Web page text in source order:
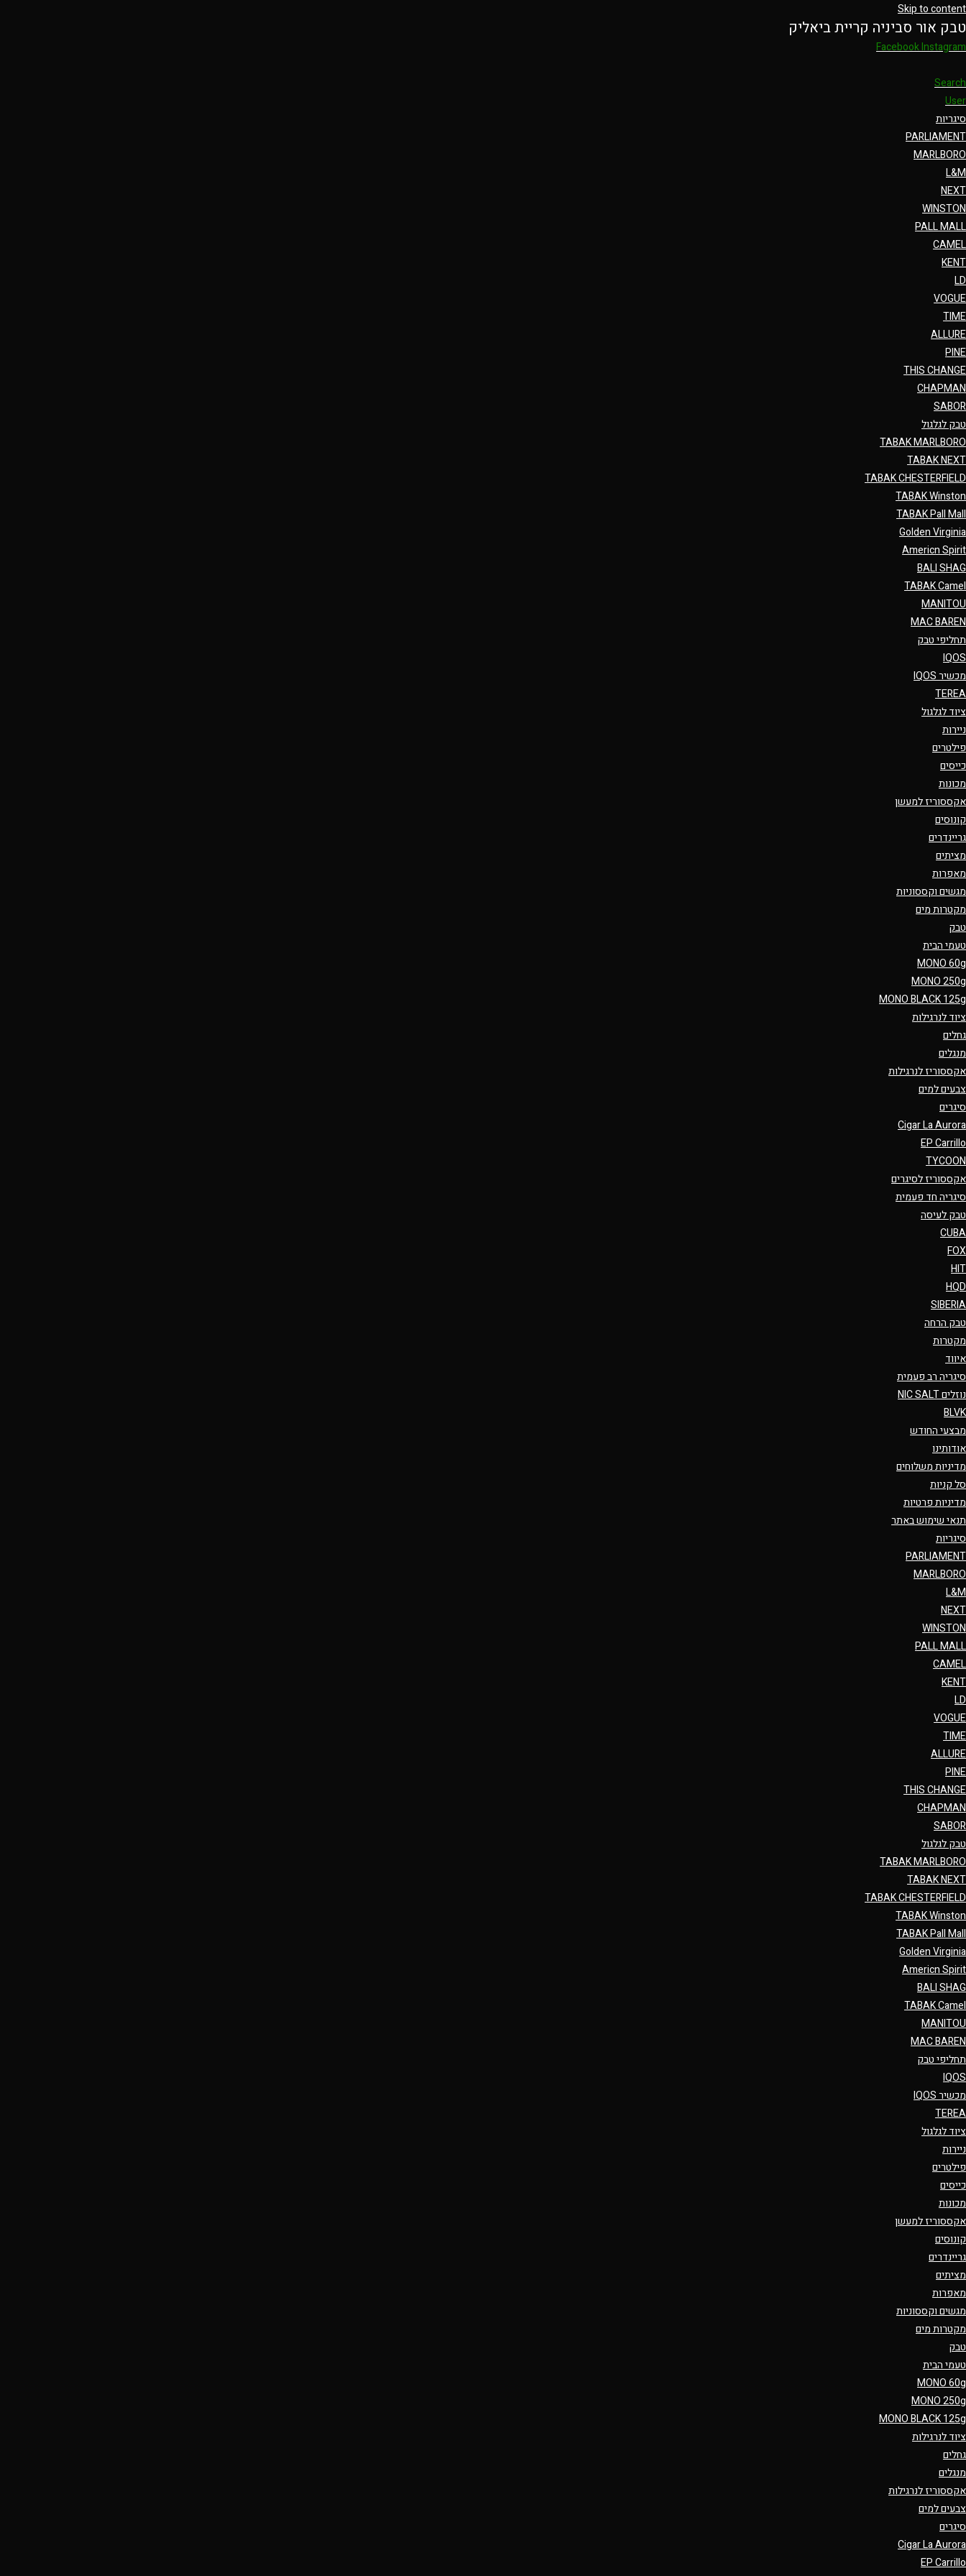
Skip to content
טבק אור סביניה קריית ביאליק
FacebookInstagram
Search
User
סיגריות
PARLIAMENT
MARLBORO
L&M
NEXT
WINSTON
PALL MALL
CAMEL
KENT
LD
VOGUE
TIME
ALLURE
PINE
THIS CHANGE
CHAPMAN
SABOR
טבק לגלגול
TABAK MARLBORO
TABAK NEXT
TABAK CHESTERFIELD
TABAK Winston
TABAK Pall Mall
Golden Virginia
Americn Spirit
BALI SHAG
TABAK Camel
MANITOU
MAC BAREN
תחליפי טבק
IQOS
מכשיר IQOS
TEREA
ציוד לגלגול
ניירות
פילטרים
כייסים
מכונות
אקססוריז למעשן
קונוסים
גריינדרים
מציתים
מאפרות
מגשים וקססוניות
מקטרות מים
טבק
טעמי הבית
MONO 60g
MONO 250g
MONO BLACK 125g
ציוד לנרגילות
גחלים
מנגלים
אקססוריז לנרגילות
צבעים למים
סיגרים
Cigar La Aurora
EP Carrillo
TYCOON
אקססוריז לסיגרים
סיגריה חד פעמית
טבק לעיסה
CUBA
FOX
HIT
HQD
SIBERIA
טבק הרחה
מקטרות
איווד
סיגריה רב פעמית
נוזלים NIC SALT
BLVK
מבצעי החודש
אודותינו
מדיניות משלוחים
סל קניות
מדיניות פרטיות
תנאי שימוש באתר
סיגריות
PARLIAMENT
MARLBORO
L&M
NEXT
WINSTON
PALL MALL
CAMEL
KENT
LD
VOGUE
TIME
ALLURE
PINE
THIS CHANGE
CHAPMAN
SABOR
טבק לגלגול
TABAK MARLBORO
TABAK NEXT
TABAK CHESTERFIELD
TABAK Winston
TABAK Pall Mall
Golden Virginia
Americn Spirit
BALI SHAG
TABAK Camel
MANITOU
MAC BAREN
תחליפי טבק
IQOS
מכשיר IQOS
TEREA
ציוד לגלגול
ניירות
פילטרים
כייסים
מכונות
אקססוריז למעשן
קונוסים
גריינדרים
מציתים
מאפרות
מגשים וקססוניות
מקטרות מים
טבק
טעמי הבית
MONO 60g
MONO 250g
MONO BLACK 125g
ציוד לנרגילות
גחלים
מנגלים
אקססוריז לנרגילות
צבעים למים
סיגרים
Cigar La Aurora
EP Carrillo